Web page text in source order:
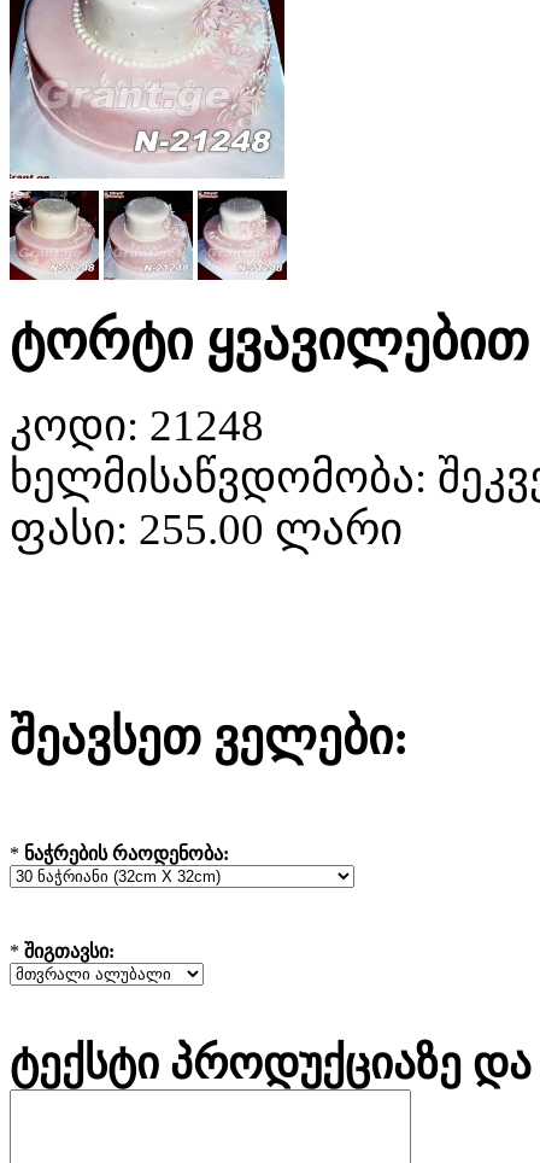
ტორტი ყვავილებით
კოდი: 21248
ხელმისაწვდომობა:
ფასი: 255.00 ლარი
შეავსეთ ველები:
* ნაჭრების რაოდენობა:
* შიგთავსი:
ტექსტი პროდუქციაზე და